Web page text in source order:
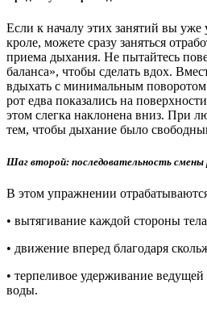
Если к началу этих занятий вы уже
кроле, можете сразу заняться
приема дыхания. Не пытайтесь
баланса», чтобы сделать вдох.
вдыхать с минимальным
рот едва показались на
этом слегка наклонена вниз. При
тем, чтобы дыхание было
Шаг второй: последовательность смены
В этом упражнении
• вытягивание каждой стороны
• движение вперед благодаря
• терпеливое удерживание
воды.